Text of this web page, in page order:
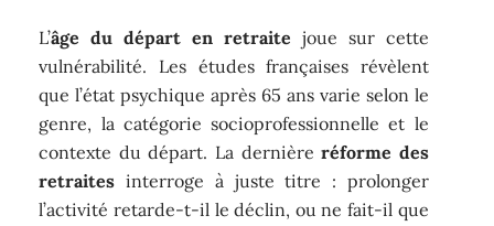
L’âge du départ en retraite joue sur cette
vulnérabilité. Les études françaises révèlent
que l’état psychique après 65 ans varie selon le
genre, la catégorie socioprofessionnelle et le
contexte du départ. La dernièreréforme des
retraites interroge à juste titre : prolonger
l’activité retarde-t-il le déclin, ou ne fait-il que